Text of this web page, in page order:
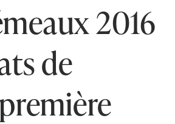
2016
de